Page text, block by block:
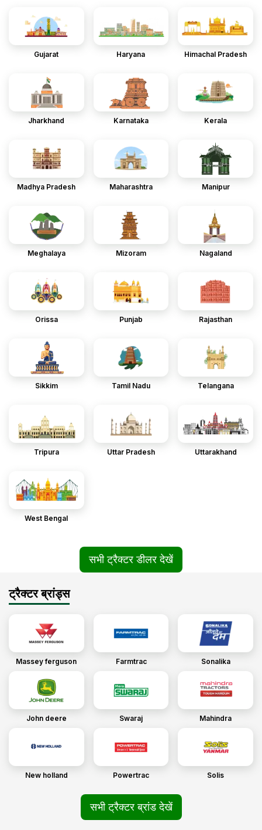
Gujarat Haryana Himachal Pradesh
Jharkhand Karnataka Kerala
Madhya Pradesh Maharashtra Manipur
Meghalaya Mizoram Nagaland
Orissa Punjab Rajasthan
Sikkim Tamil Nadu Telangana
Tripura Uttar Pradesh Uttarakhand
West Bengal
सभी ट्रैक्टर डीलर देखें
ट्रैक्टर ब्रांड्स
Massey ferguson Farmtrac Sonalika
John deere Swaraj Mahindra
New holland Powertrac Solis
सभी ट्रैक्टर ब्रांड देखें